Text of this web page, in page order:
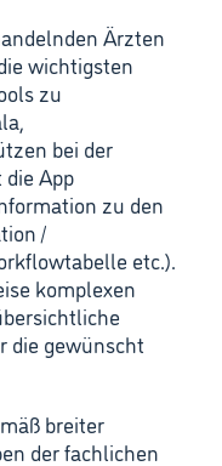
Ärzten
wichtigsten
zu
bei der
App
zu den
/
etc.).
komplexen
die gewünscht
breiter
der fachlichen